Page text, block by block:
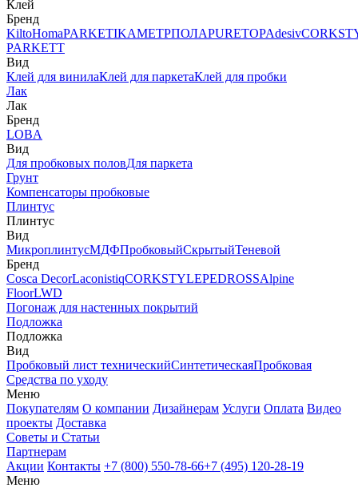
Клей
Бренд
KiltoHomaPARKETIKAМЕТРПОЛАPURETOPAdesiv
PARKETT
Вид
Клей для винилаКлей для паркетаКлей для пробки
Лак
Лак
Бренд
LOBA
Вид
Для пробковых половДля паркета
Грунт
Компенсаторы пробковые
Плинтус
Плинтус
Вид
МикроплинтусМДФПробковыйСкрытыйТеневой
Бренд
Cosca DecorLaconistiqCORKSTYLEPEDROSSAlpine
FloorLWD
Погонаж для настенных покрытий
Подложка
Подложка
Вид
Пробковый лист техническийСинтетическаяПробковая
Средства по уходу
Меню
Покупателям О компании Дизайнерам Услуги Оплата Видео
проекты Доставка
Советы и Статьи
Партнерам
Акции Контакты +7 (800) 550-78-66+7 (495) 120-28-19
Меню